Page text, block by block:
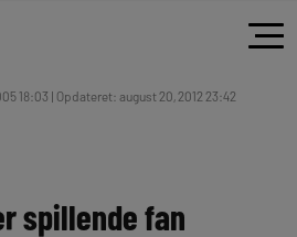
18:03 | Opdateret: august 20, 2012 23:42
spillende fan